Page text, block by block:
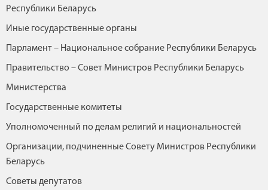
Республики Беларусь
Иные государственные органы
Парламент – Национальное собрание Республики Беларусь
Правительство – Совет Министров Республики Беларусь
Министерства
Государственные комитеты
Уполномоченный по делам религий и национальностей
Организации, подчиненные Совету Министров Республики
Беларусь
Советы депутатов